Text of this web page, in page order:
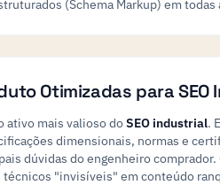
(Schema Markup) em todas
Otimizadas para SEO
ativo mais valioso doSEO industrial.
dimensionais, normas e
dúvidas do engenheiro
"invisíveis" em conteúdo